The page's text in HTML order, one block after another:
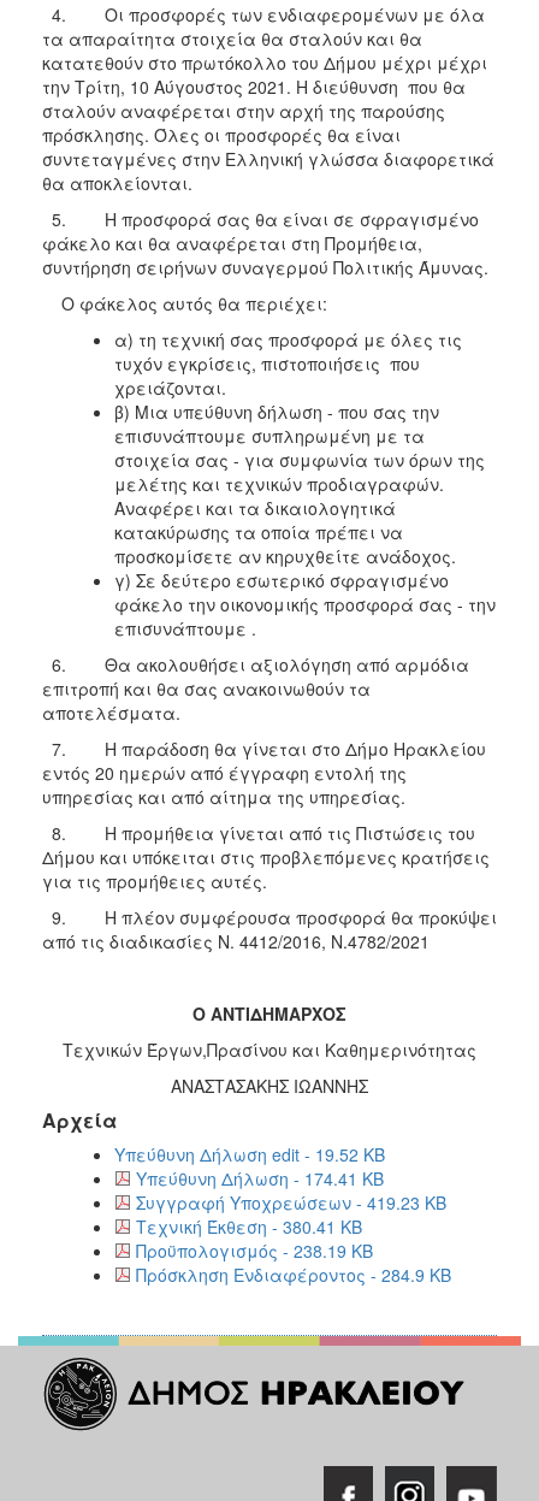
4. Οι προσφορές των ενδιαφερομένων με όλα
τα απαραίτητα στοιχεία θα σταλούν και θα
κατατεθούν στο πρωτόκολλο του Δήμου μέχρι μέχρι
την Τρίτη, 10 Αύγουστος 2021. Η διεύθυνση που θα
σταλούν αναφέρεται στην αρχή της παρούσης
πρόσκλησης. Όλες οι προσφορές θα είναι
συντεταγμένες στην Ελληνική γλώσσα διαφορετικά
θα αποκλείονται.
5. Η προσφορά σας θα είναι σε σφραγισμένο
φάκελο και θα αναφέρεται στη Προμήθεια,
συντήρηση σειρήνων συναγερμού Πολιτικής Άμυνας.
Ο φάκελος αυτός θα περιέχει:
α) τη τεχνική σας προσφορά με όλες τις
τυχόν εγκρίσεις, πιστοποιήσεις που
χρειάζονται.
β) Μια υπεύθυνη δήλωση - που σας την
επισυνάπτουμε συπληρωμένη με τα
στοιχεία σας - για συμφωνία των όρων της
μελέτης και τεχνικών προδιαγραφών.
Αναφέρει και τα δικαιολογητικά
κατακύρωσης τα οποία πρέπει να
προσκομίσετε αν κηρυχθείτε ανάδοχος.
γ) Σε δεύτερο εσωτερικό σφραγισμένο
φάκελο την οικονομικής προσφορά σας - την
επισυνάπτουμε .
6. Θα ακολουθήσει αξιολόγηση από αρμόδια
επιτροπή και θα σας ανακοινωθούν τα
αποτελέσματα.
7. Η παράδοση θα γίνεται στο Δήμο Ηρακλείου
εντός 20 ημερών από έγγραφη εντολή της
υπηρεσίας και από αίτημα της υπηρεσίας.
8. Η προμήθεια γίνεται από τις Πιστώσεις του
Δήμου και υπόκειται στις προβλεπόμενες κρατήσεις
για τις προμήθειες αυτές.
9. Η πλέον συμφέρουσα προσφορά θα προκύψει
από τις διαδικασίες Ν. 4412/2016, Ν.4782/2021
Ο ANTIΔΗΜΑΡΧΟΣ
Τεχνικών Έργων,Πρασίνου και Καθημερινότητας
ΑΝΑΣΤΑΣΑΚΗΣ ΙΩΑΝΝΗΣ
Αρχεία
Υπεύθυνη Δήλωση edit - 19.52 KB
Υπεύθυνη Δήλωση - 174.41 KB
Συγγραφή Υποχρεώσεων - 419.23 KB
Τεχνική Έκθεση - 380.41 KB
Προϋπολογισμός - 238.19 KB
Πρόσκληση Ενδιαφέροντος - 284.9 KB